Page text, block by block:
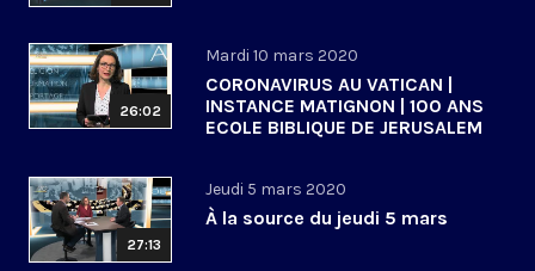
26:02
Mardi 10 mars 2020
CORONAVIRUS AU VATICAN |
INSTANCE MATIGNON | 100 ANS
ECOLE BIBLIQUE DE JERUSALEM
27:13
Jeudi 5 mars 2020
À la source du jeudi 5 mars